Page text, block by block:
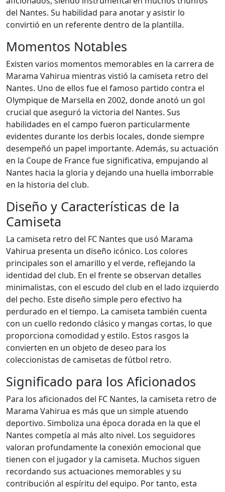
del Nantes. Su habilidad para anotar y asistir lo
convirtió en un referente dentro de la plantilla.
Momentos Notables
Existen varios momentos memorables en la carrera de
Marama Vahirua mientras vistió la camiseta retro del
Nantes. Uno de ellos fue el famoso partido contra el
Olympique de Marsella en 2002, donde anotó un gol
crucial que aseguró la victoria del Nantes. Sus
habilidades en el campo fueron particularmente
evidentes durante los derbis locales, donde siempre
desempeñó un papel importante. Además, su actuación
en la Coupe de France fue significativa, empujando al
Nantes hacia la gloria y dejando una huella imborrable
en la historia del club.
Diseño y Características de la
Camiseta
La camiseta retro del FC Nantes que usó Marama
Vahirua presenta un diseño icónico. Los colores
principales son el amarillo y el verde, reflejando la
identidad del club. En el frente se observan detalles
minimalistas, con el escudo del club en el lado izquierdo
del pecho. Este diseño simple pero efectivo ha
perdurado en el tiempo. La camiseta también cuenta
con un cuello redondo clásico y mangas cortas, lo que
proporciona comodidad y estilo. Estos rasgos la
convierten en un objeto de deseo para los
coleccionistas de camisetas de fútbol retro.
Significado para los Aficionados
Para los aficionados del FC Nantes, la camiseta retro de
Marama Vahirua es más que un simple atuendo
deportivo. Simboliza una época dorada en la que el
Nantes competía al más alto nivel. Los seguidores
valoran profundamente la conexión emocional que
tienen con el jugador y la camiseta. Muchos siguen
recordando sus actuaciones memorables y su
contribución al espíritu del equipo. Por tanto, esta